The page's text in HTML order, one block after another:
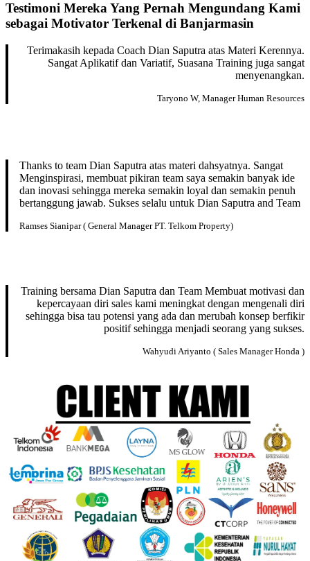
Testimoni Mereka Yang Pernah Mengundang Kami
sebagai Motivator Terkenal di Banjarmasin
Terimakasih kepada Coach Dian Saputra atas Materi Kerennya.
Sangat Aplikatif dan Variatif, Suasana Training juga sangat
menyenangkan.
Taryono W, Manager Human Resources
Thanks to team Dian Saputra atas materi dahsyatnya. Sangat
Menginspirasi, membuat pikiran team saya semakin banyak ide
dan inovasi sehingga mereka semakin loyal dan semakin penuh
bertanggung jawab. Sukses selalu untuk Dian Saputra and Team
Ramses Sianipar ( General Manager PT. Telkom Property)
Training bersama Dian Saputra dan Team Membuat motivasi dan
kepercayaan diri sales kami meningkat dengan mengenali diri
sehingga bisa tau potensi yang ada dan merubah konsep berfikir
positif sehingga menjadi seorang yang sukses.
Wahyudi Ariyanto ( Sales Manager Honda )